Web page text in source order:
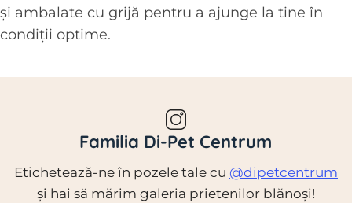
și ambalate cu grijă pentru a ajunge la tine în
condiții optime.
Familia Di-Pet Centrum
Etichetează-ne în pozele tale cu @dipetcentrum
și hai să mărim galeria prietenilor blănoși!